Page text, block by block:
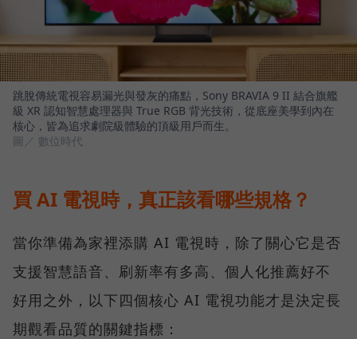
跳脫傳統電視容易漏光與發灰的痛點，Sony BRAVIA 9 II 結合旗艦
級 XR 認知智慧處理器與 True RGB 背光技術，從底座美學到內在
核心，皆為追求劇院級體驗的頂級用戶而生。
圖／ 數位時代
買 AI 電視時，真正該看哪些規格？
當你準備為家裡添購 AI 電視時，除了關心它是否
支援智慧語音、刷新率有多高、個人化推薦好不
好用之外，以下四個核心 AI 電視功能才是決定長
期觀看品質的關鍵指標：